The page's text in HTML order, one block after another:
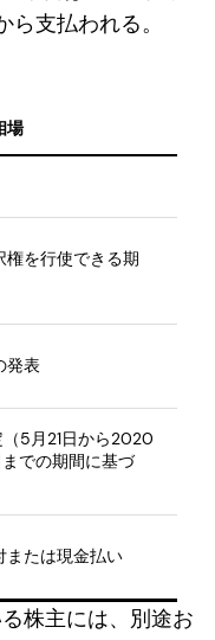
支払われる。
場
権を行使できる期
発表
（5月21日から2020
での期間に基づ
または現金払い
株主には、別途お